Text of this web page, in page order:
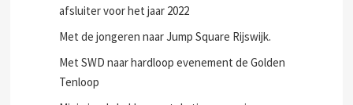
afsluiter voor het jaar 2022
Met de jongeren naar Jump Square Rijswijk.
Met SWD naar hardloop evenement de Golden
Tenloop